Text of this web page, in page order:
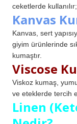
ceketlerde
Kanvas
Kanvas, sert
giyim ürünlerinde
kumaştır.
Viscose
Viskoz kumaş,
ve eteklerde tercih
Linen